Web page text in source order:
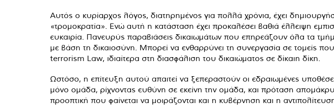
Αυτός ο κυρίαρχος λόγος, διατηρημένος για πολλά χρόνια, έχει
«τρομοκρατία». Ενώ αυτή η κατάσταση έχει προκαλέσει βαθιά έλλειψη
ευκαιρία. Πανευρύς παραβιάσεις δικαιωμάτων που επηρεάζουν όλα τα
με βάση τη δικαιοσύνη. Μπορεί να ενθαρρύνει τη συνεργασία σε τομείς
terrorism Law, ιδιαίτερα στη διασφάλιση του δικαιώματος σε δίκαιη δίκη.
Ωστόσο, η επίτευξη αυτού απαιτεί να ξεπεραστούν οι εδραιωμένες
μόνο ομάδα, ρίχνοντας ευθύνη σε εκείνη την ομάδα, και πρόταση
προοπτική που φαίνεται να μοιράζονται και η κυβέρνηση και η